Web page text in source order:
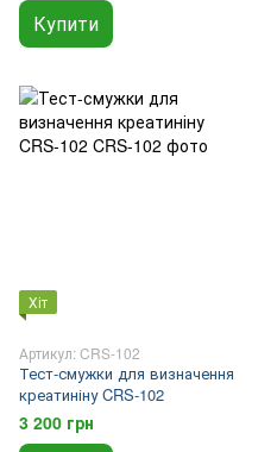
Купити
Хіт
Артикул: CRS-102
Тест-смужки для визначення
креатиніну CRS-102
3 200 грн